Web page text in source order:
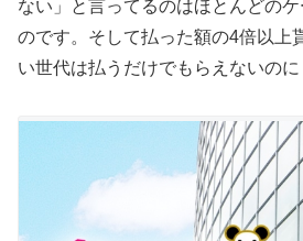
ない」と言ってるのはほとんどの
のです。そして払った額の4倍以上
い世代は払うだけでもらえないのに